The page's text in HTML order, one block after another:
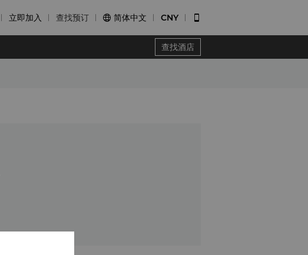
立即加入 查找预订  简体中文 CNY 
查找酒店